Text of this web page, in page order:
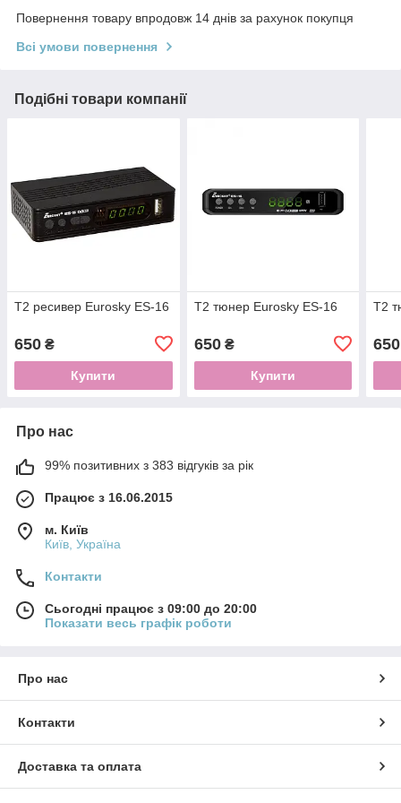
Повернення товару впродовж 14 днів за рахунок покупця
Всі умови повернення
Подібні товари компанії
Т2 ресивер Eurosky ES-16
650 ₴
Купити
Т2 тюнер Eurosky ES-16
650₴
Купити
Т2
650
Про нас
99% позитивних з 383 відгуків за рік
Працює з 16.06.2015
м. Київ
Київ, Україна
Контакти
Сьогодні працює з 09:00 до 20:00
Показати весь графік роботи
Про нас
Контакти
Доставка та оплата